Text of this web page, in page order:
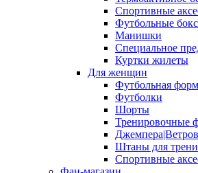
Спортивные
Футбольные
Манишки
Специальное
Куртки жилеты
Для женщин
Футбольная
Футболки
Шорты
Тренировочные
Штаны для
Спортивные